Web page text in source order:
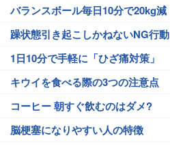
バランスボール毎日10分で20kg減
躁状態引き起こしかねないNG行動
1日10分で手軽に「ひざ痛対策」
キウイを食べる際の3つの注意点
コーヒー 朝すぐ飲むのはダメ?
脳梗塞になりやすい人の特徴